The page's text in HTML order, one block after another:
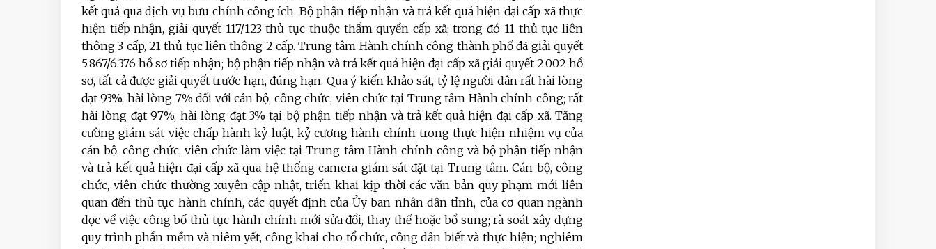
kết quả qua dịch vụ bưu chính công ích. Bộ phận tiếp nhận và trả kết quả hiện đại cấp xã thực
hiện tiếp nhận, giải quyết 117/123 thủ tục thuộc thẩm quyền cấp xã; trong đó 11 thủ tục liên
thông 3 cấp, 21 thủ tục liên thông 2 cấp. Trung tâm Hành chính công thành phố đã giải quyết
5.867/6.376 hồ sơ tiếp nhận; bộ phận tiếp nhận và trả kết quả hiện đại cấp xã giải quyết 2.002 hồ
sơ, tất cả được giải quyết trước hạn, đúng hạn. Qua ý kiến khảo sát, tỷ lệ người dân rất hài lòng
đạt 93%, hài lòng 7% đối với cán bộ, công chức, viên chức tại Trung tâm Hành chính công; rất
hài lòng đạt 97%, hài lòng đạt 3% tại bộ phận tiếp nhận và trả kết quả hiện đại cấp xã. Tăng
cường giám sát việc chấp hành kỷ luật, kỷ cương hành chính trong thực hiện nhiệm vụ của
cán bộ, công chức, viên chức làm việc tại Trung tâm Hành chính công và bộ phận tiếp nhận
và trả kết quả hiện đại cấp xã qua hệ thống camera giám sát đặt tại Trung tâm. Cán bộ, công
chức, viên chức thường xuyên cập nhật, triển khai kịp thời các văn bản quy phạm mới liên
quan đến thủ tục hành chính, các quyết định của Ủy ban nhân dân tỉnh, của cơ quan ngành
dọc về việc công bố thủ tục hành chính mới sửa đổi, thay thế hoặc bổ sung; rà soát xây dựng
quy trình phần mềm và niêm yết, công khai cho tổ chức, công dân biết và thực hiện; nghiêm